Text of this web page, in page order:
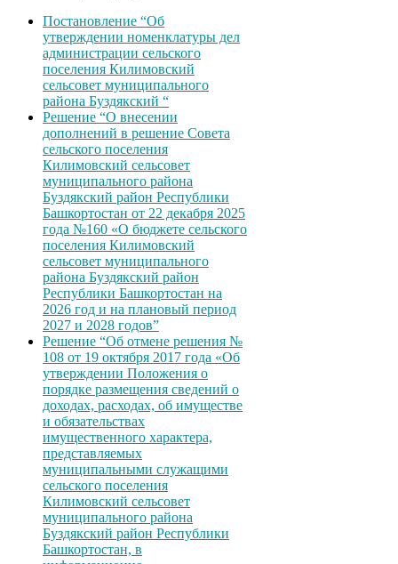
Постановление “Об
утверждении номенклатуры дел
администрации сельского
поселения Килимовский
сельсовет муниципального
района Буздякский “
Решение “О внесении
дополнений в решение Совета
сельского поселения
Килимовский сельсовет
муниципального района
Буздякский район Республики
Башкортостан от 22 декабря 2025
года №160 «О бюджете сельского
поселения Килимовский
сельсовет муниципального
района Буздякский район
Республики Башкортостан на
2026 год и на плановый период
2027 и 2028 годов”
Решение “Об отмене решения №
108 от 19 октября 2017 года «Об
утверждении Положения о
порядке размещения сведений о
доходах, расходах, об имуществе
и обязательствах
имущественного характера,
представляемых
муниципальными служащими
сельского поселения
Килимовский сельсовет
муниципального района
Буздякский район Республики
Башкортостан, в